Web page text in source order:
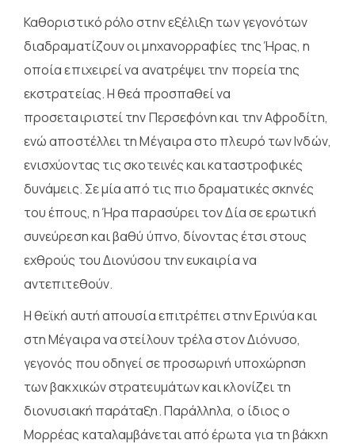
Καθοριστικό ρόλο στην εξέλιξη των γεγονότων
διαδραματίζουν οι μηχανορραφίες της Ήρας, η
οποία επιχειρεί να ανατρέψει την πορεία της
εκστρατείας. Η θεά προσπαθεί να
προσεταιριστεί την Περσεφόνη και την Αφροδίτη,
ενώ αποστέλλει τη Μέγαιρα στο πλευρό των Ινδών,
ενισχύοντας τις σκοτεινές και καταστροφικές
δυνάμεις. Σε μία από τις πιο δραματικές σκηνές
του έπους, η Ήρα παρασύρει τον Δία σε ερωτική
συνεύρεση και βαθύ ύπνο, δίνοντας έτσι στους
εχθρούς του Διονύσου την ευκαιρία να
αντεπιτεθούν.
Η θεϊκή αυτή απουσία επιτρέπει στην Ερινύα και
στη Μέγαιρα να στείλουν τρέλα στον Διόνυσο,
γεγονός που οδηγεί σε προσωρινή υποχώρηση
των βακχικών στρατευμάτων και κλονίζει τη
διονυσιακή παράταξη. Παράλληλα, ο ίδιος ο
Μορρέας καταλαμβάνεται από έρωτα για τη βάκχη